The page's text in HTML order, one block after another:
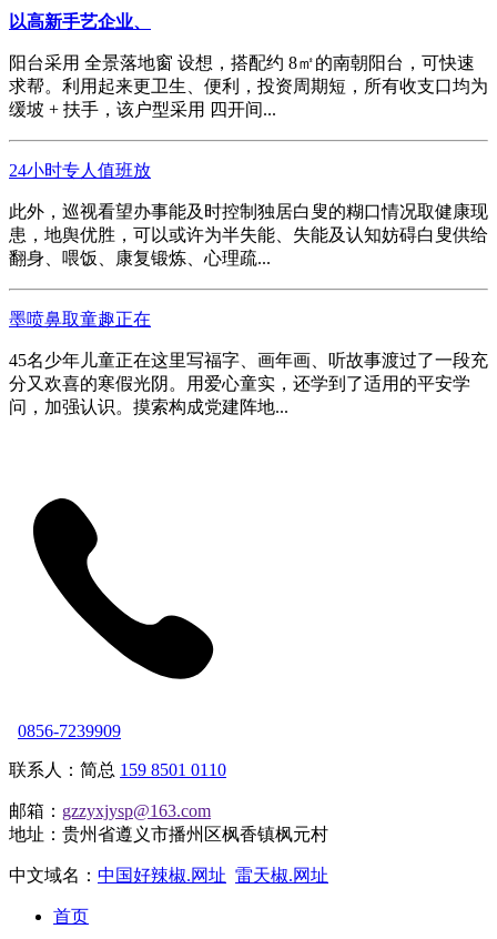
以高新手艺企业、
阳台采用 全景落地窗 设想，搭配约 8㎡的南朝阳台，可快速
求帮。利用起来更卫生、便利，投资周期短，所有收支口均为
缓坡 + 扶手，该户型采用 四开间...
24小时专人值班放
此外，巡视看望办事能及时控制独居白叟的糊口情况取健康现
患，地舆优胜，可以或许为半失能、失能及认知妨碍白叟供给
翻身、喂饭、康复锻炼、心理疏...
墨喷鼻取童趣正在
45名少年儿童正在这里写福字、画年画、听故事渡过了一段充
分又欢喜的寒假光阴。用爱心童实，还学到了适用的平安学
问，加强认识。摸索构成党建阵地...
0856-7239909
联系人：简总 159 8501 0110
邮箱： gzzyxjysp@163.com
地址：贵州省遵义市播州区枫香镇枫元村
中文域名： 中国好辣椒.网址 雷天椒.网址
首页